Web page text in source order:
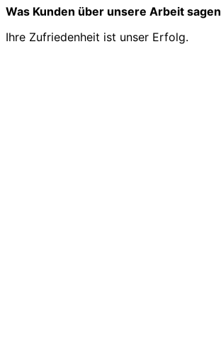
Was Kunden über unsere Arbeit sagen
Ihre Zufriedenheit ist unser Erfolg.